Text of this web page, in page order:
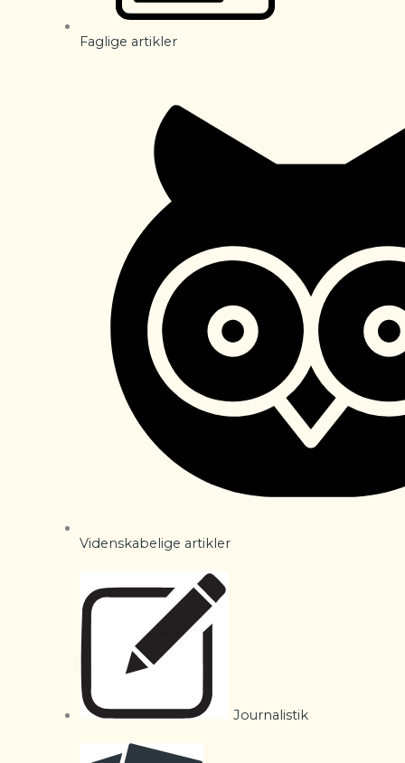
Faglige artikler
Videnskabelige artikler
Journalistik